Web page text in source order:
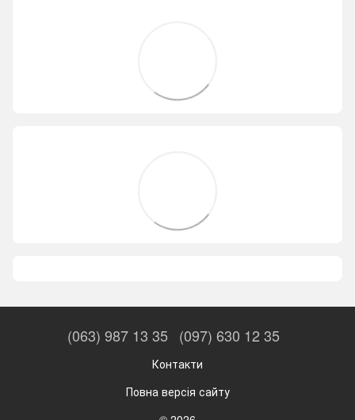
(063) 987 13 35 (097) 630 12 35
Контакти
Повна версія сайту